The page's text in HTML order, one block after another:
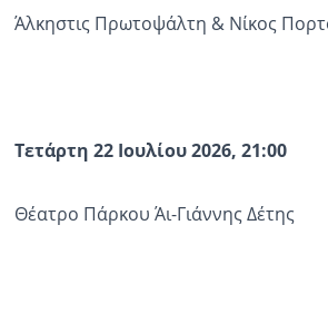
Άλκηστις Πρωτοψάλτη & Νίκος
Τετάρτη 22 Ιουλίου 2026, 21:00
Θέατρο Πάρκου Άι-Γιάννης Δέτης